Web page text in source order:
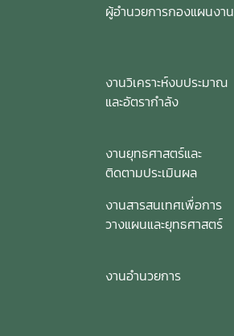
ผู้อำนวยการกองแผนงาน
งานวิเคราะห์งบประมาณ
และอัตรากำลัง
งานยุทธศาสตร์และ
ติดตามประเมินผล
งานสารสนเทศเพื่อการ
วางแผนและยุทธศาสตร์
งานอำนวยการ